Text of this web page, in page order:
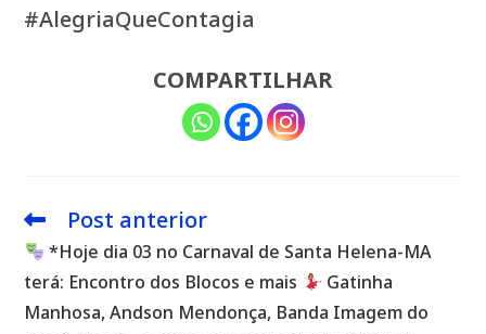
#AlegriaQueContagia
COMPARTILHAR
Leia
artigos
Post anterior
*Hoje dia 03 no Carnaval de Santa Helena-MA
terá: Encontro dos Blocos e mais
Gatinha
Manhosa, Andson Mendonça, Banda Imagem do